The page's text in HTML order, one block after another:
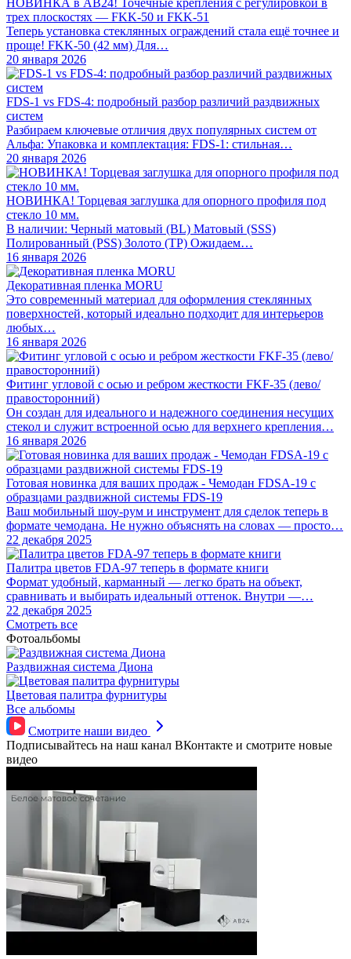
НОВИНКА в АВ24! Точечные крепления с регулировкой в
трех плоскостях — FKK-50 и FKK-51
Теперь установка стеклянных ограждений стала ещё точнее и
проще! FKK-50 (42 мм) Для…
20 января 2026
FDS-1 vs FDS-4: подробный разбор различий раздвижных
систем
Разбираем ключевые отличия двух популярных систем от
Альфа: Упаковка и комплектация: FDS-1: стильная…
20 января 2026
НОВИНКА! Торцевая заглушка для опорного профиля под
стекло 10 мм.
В наличии: Черный матовый (BL) Матовый (SSS)
Полированный (PSS) Золото (TP) Ожидаем…
16 января 2026
Декоративная пленка MORU
Это современный материал для оформления стеклянных
поверхностей, который идеально подходит для интерьеров
любых…
16 января 2026
Фитинг угловой с осью и ребром жесткости FKF-35 (лево/
правосторонний)
Он создан для идеального и надежного соединения несущих
стекол и служит встроенной осью для верхнего крепления…
16 января 2026
Готовая новинка для ваших продаж - Чемодан FDSA-19 с
образцами раздвижной системы FDS‑19
Ваш мобильный шоу-рум и инструмент для сделок теперь в
формате чемодана. Не нужно объяснять на словах — просто…
22 декабря 2025
Палитра цветов FDA-97 теперь в формате книги
Формат удобный, карманный — легко брать на объект,
сравнивать и выбирать идеальный оттенок. Внутри —…
22 декабря 2025
Смотреть все
Фотоальбомы
Раздвижная система Диона
Цветовая палитра фурнитуры
Все альбомы
Смотрите наши видео
Подписывайтесь на наш канал ВКонтакте и смотрите новые
видео